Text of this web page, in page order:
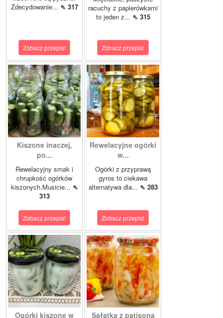
Zdecydowanie... ⇖ 317
Zobacz przepis!
racuchy z papierówkami
to jeden z... ⇖ 315
Zobacz przepis!
Kiszone inaczej,
po...
Rewelacyjny smak i
chrupkość ogórków
kiszonych.Musicie... ⇖
313
Zobacz przepis!
Rewelacyjne ogórki
w...
Ogórki z przyprawą
gyros to ciekawa
alternatywa dla... ⇖ 283
Zobacz przepis!
Ogórki kiszone w Sałatka z patisona